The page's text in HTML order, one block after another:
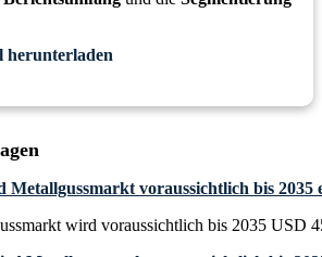
herunterladen
Metallgussmarkt voraussichtlich bis 2035
wird voraussichtlich bis 2035 USD